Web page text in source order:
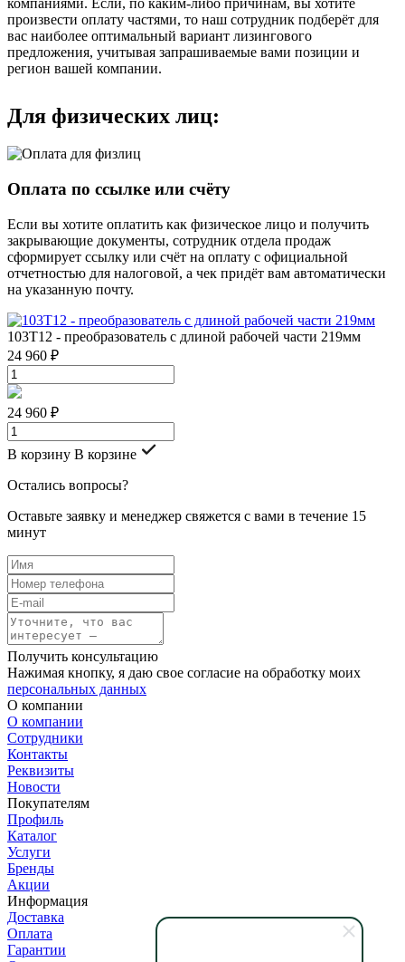
произвести оплату частями, то наш сотрудник подберёт для
вас наиболее оптимальный вариант лизингового
предложения, учитывая запрашиваемые вами позиции и
регион вашей компании.
Для физических лиц:
Оплата по ссылке или счёту
Если вы хотите оплатить как физическое лицо и получить
закрывающие документы, сотрудник отдела продаж
сформирует ссылку или счёт на оплату с официальной
отчетностью для налоговой, а чек придёт вам автоматически
на указанную почту.
103Т12 - преобразователь с длиной рабочей части 219мм
24 960 ₽
24 960 ₽
В корзину В корзине
Остались вопросы?
Оставьте заявку и менеджер свяжется с вами в течение 15
минут
Получить консультацию
Нажимая кнопку, я даю свое согласие на обработку моих
персональных данных
О компании
О компании
Сотрудники
Контакты
Реквизиты
Новости
Покупателям
Профиль
Каталог
Услуги
Бренды
Акции
Информация
Доставка
Оплата
Гарантии